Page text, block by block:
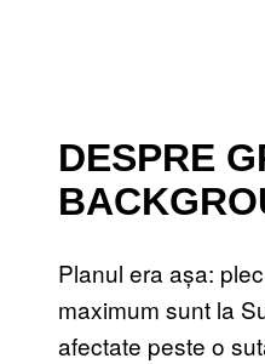
DESPRE
Planul era așa:
maximum sunt la
afectate peste o